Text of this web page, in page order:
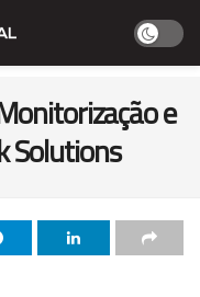
e
Solutions